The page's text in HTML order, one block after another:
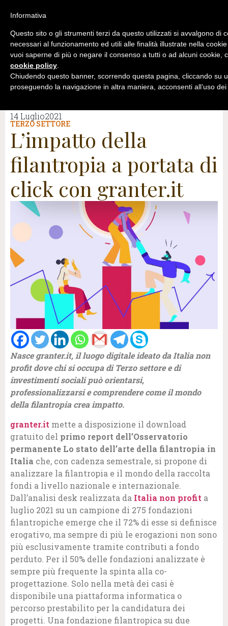
14 Luglio2021
TERZO SETTORE
L’impatto della
filantropia a portata di
click con granter.it
Nasce granter.it, il luogo digitale ideato da Italia non
profit dove chi si occupa di Terzo settore e di
investimenti sociali può orientarsi,
professionalizzarsi e comprendere come il mondo
della filantropia crea impatto.
granter.it mette a disposizione il download
gratuito del primo report dell’Osservatorio
permanente Lo stato dell’arte della filantropia in
Italia che, con cadenza semestrale, si propone di
analizzare la filantropia e il mondo della raccolta
fondi a livello nazionale e internazionale.
Dall’analisi desk realizzata da Italia non profit a
luglio 2021 su un campione di 275 fondazioni
filantropiche emerge che il 72% di esse si definisce
erogativo, ma sempre di più le erogazioni non sono
più esclusivamente tramite contributi a fondo
perduto. Per il 50% delle fondazioni analizzate è
sempre più frequente la spinta alla co-
progettazione. Solo nella metà dei casi è
disponibile una piattaforma informatica o
percorso prestabilito per la candidatura dei
progetti. Una fondazione filantropica su due
Informativa
Questo sito o gli strumenti terzi da questo utilizzati si avvalgono di
necessari al funzionamento ed utili alle finalità illustrate nella
vuoi saperne di più o negare il consenso a tutti o ad alcuni cookie,
cookie policy.
Chiudendo questo banner, scorrendo questa pagina, cliccando su
proseguendo la navigazione in altra maniera, acconsenti all’uso